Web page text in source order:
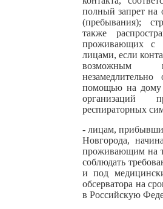
полный запрет на
(пребывания);
также
проживающих с
лицами, если
возможным
помощью на дому
организаций
респираторных
- лицам,
Новгорода,
проживающим на
соблюдать
и под
обсерватора на
в Российскую